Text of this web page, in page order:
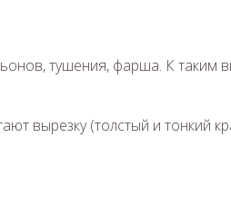
тушения, фарша. К таким
вырезку (толстый и тонкий